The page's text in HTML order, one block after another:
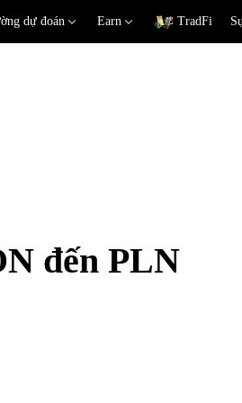
dự đoán Earn TradFi
đến PLN